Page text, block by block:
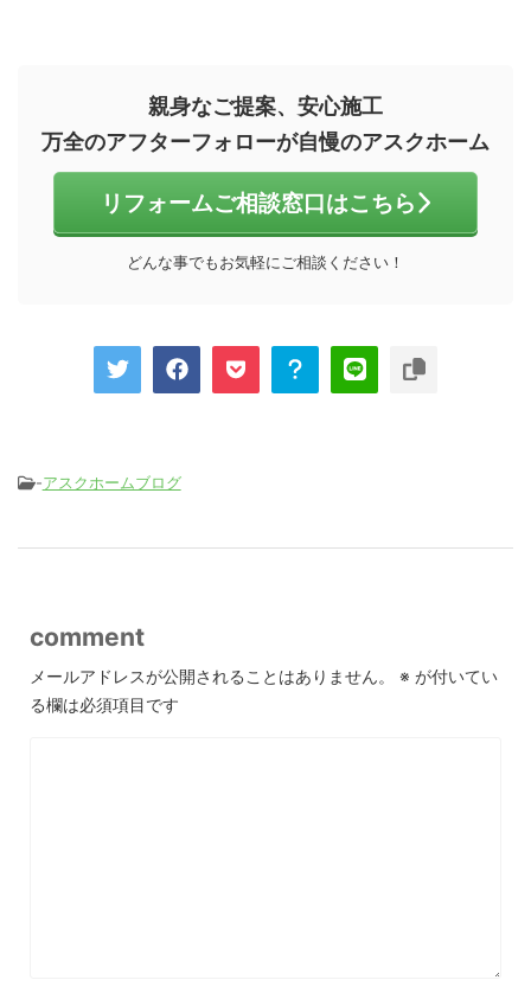
親身なご提案、安心施工
万全のアフターフォローが自慢のアスクホーム
リフォームご相談窓口はこちら
どんな事でもお気軽にご相談ください！
-アスクホームブログ
comment
メールアドレスが公開されることはありません。 ※ が付いてい
る欄は必須項目です